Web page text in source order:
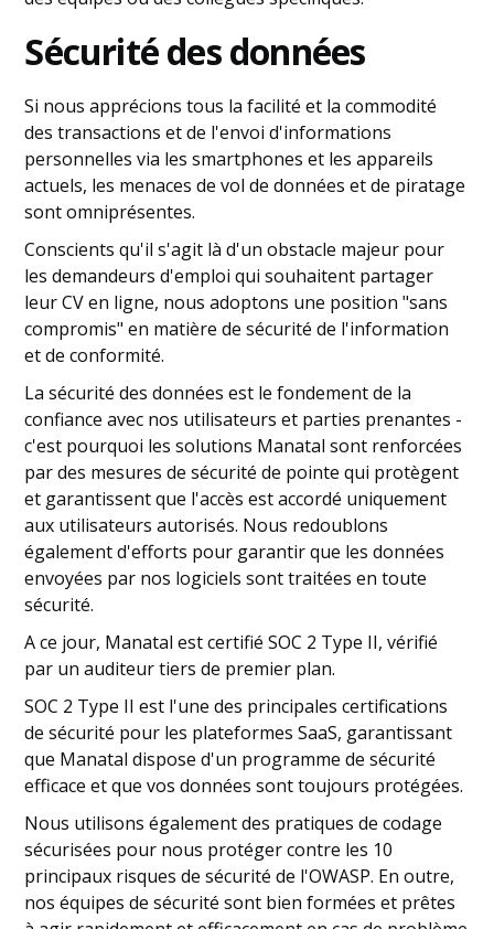
Sécurité des données
Si nous apprécions tous la facilité et la commodité
des transactions et de l'envoi d'informations
personnelles via les smartphones et les appareils
actuels, les menaces de vol de données et de piratage
sont omniprésentes.
Conscients qu'il s'agit là d'un obstacle majeur pour
les demandeurs d'emploi qui souhaitent partager
leur CV en ligne, nous adoptons une position "sans
compromis" en matière de sécurité de l'information
et de conformité.
La sécurité des données est le fondement de la
confiance avec nos utilisateurs et parties prenantes -
c'est pourquoi les solutions Manatal sont renforcées
par des mesures de sécurité de pointe qui protègent
et garantissent que l'accès est accordé uniquement
aux utilisateurs autorisés. Nous redoublons
également d'efforts pour garantir que les données
envoyées par nos logiciels sont traitées en toute
sécurité.
A ce jour, Manatal est certifié SOC 2 Type II, vérifié
par un auditeur tiers de premier plan.
SOC 2 Type II est l'une des principales certifications
de sécurité pour les plateformes SaaS, garantissant
que Manatal dispose d'un programme de sécurité
efficace et que vos données sont toujours protégées.
Nous utilisons également des pratiques de codage
sécurisées pour nous protéger contre les 10
principaux risques de sécurité de l'OWASP. En outre,
nos équipes de sécurité sont bien formées et prêtes